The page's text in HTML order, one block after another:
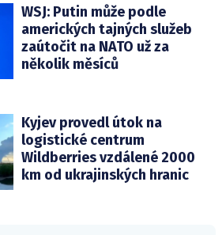
WSJ: Putin může podle
amerických tajných služeb
zaútočit na NATO už za
několik měsíců
Kyjev provedl útok na
logistické centrum
Wildberries vzdálené 2000
km od ukrajinských hranic